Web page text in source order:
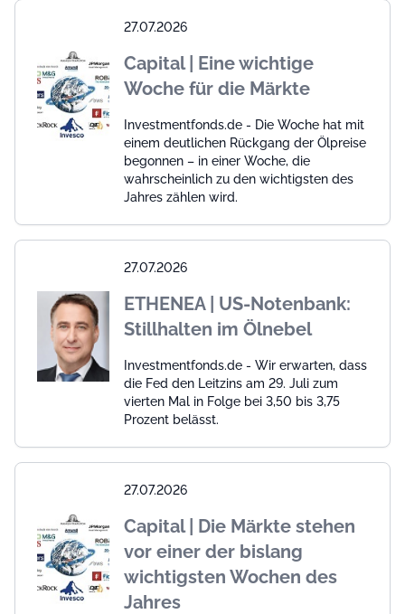
27.07.2026
Capital | Eine wichtige
Woche für die Märkte
Investmentfonds.de - Die Woche hat mit
einem deutlichen Rückgang der Ölpreise
begonnen – in einer Woche, die
wahrscheinlich zu den wichtigsten des
Jahres zählen wird.
27.07.2026
ETHENEA | US-Notenbank:
Stillhalten im Ölnebel
Investmentfonds.de - Wir erwarten, dass
die Fed den Leitzins am 29. Juli zum
vierten Mal in Folge bei 3,50 bis 3,75
Prozent belässt.
27.07.2026
Capital | Die Märkte stehen
vor einer der bislang
wichtigsten Wochen des
Jahres